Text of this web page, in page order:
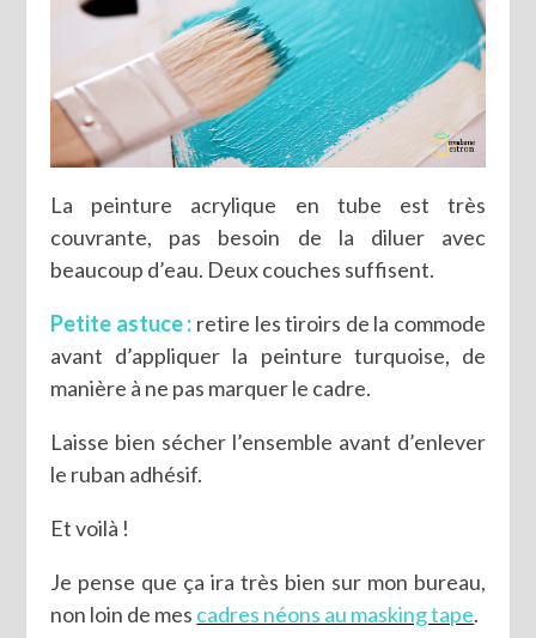
La peinture acrylique en tube est très
couvrante, pas besoin de la diluer avec
beaucoup d’eau. Deux couches suffisent.
Petite astuce : retire les tiroirs de la commode
avant d’appliquer la peinture turquoise, de
manière à ne pas marquer le cadre.
Laisse bien sécher l’ensemble avant d’enlever
le ruban adhésif.
Et voilà !
Je pense que ça ira très bien sur mon bureau,
non loin de mes cadres néons au masking tape.